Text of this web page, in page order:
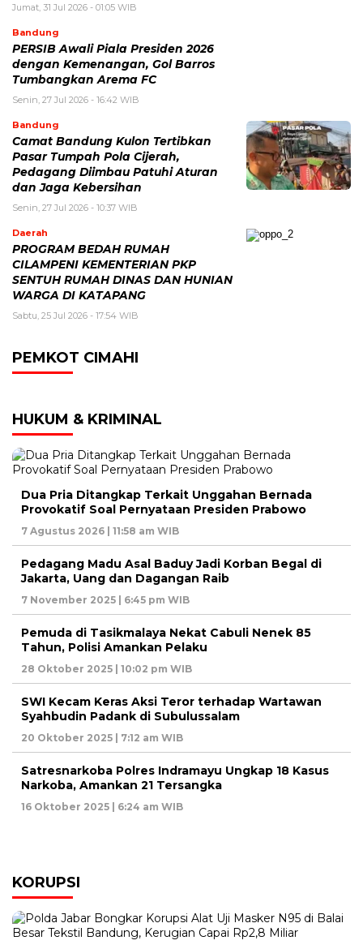
Jumat, 31 Jul 2026 - 01:05 WIB
Bandung
PERSIB Awali Piala Presiden 2026
dengan Kemenangan, Gol Barros
Tumbangkan Arema FC
Senin, 27 Jul 2026 - 16:42 WIB
Bandung
Camat Bandung Kulon Tertibkan
Pasar Tumpah Pola Cijerah,
Pedagang Diimbau Patuhi Aturan
dan Jaga Kebersihan
Senin, 27 Jul 2026 - 10:37 WIB
Daerah
PROGRAM BEDAH RUMAH
CILAMPENI KEMENTERIAN PKP
SENTUH RUMAH DINAS DAN HUNIAN
WARGA DI KATAPANG
Sabtu, 25 Jul 2026 - 17:54 WIB
PEMKOT CIMAHI
HUKUM & KRIMINAL
Dua Pria Ditangkap Terkait Unggahan Bernada
Provokatif Soal Pernyataan Presiden Prabowo
7 Agustus 2026 | 11:58 am WIB
Pedagang Madu Asal Baduy Jadi Korban Begal di
Jakarta, Uang dan Dagangan Raib
7 November 2025 | 6:45 pm WIB
Pemuda di Tasikmalaya Nekat Cabuli Nenek 85
Tahun, Polisi Amankan Pelaku
28 Oktober 2025 | 10:02 pm WIB
SWI Kecam Keras Aksi Teror terhadap Wartawan
Syahbudin Padank di Subulussalam
20 Oktober 2025 | 7:12 am WIB
Satresnarkoba Polres Indramayu Ungkap 18 Kasus
Narkoba, Amankan 21 Tersangka
16 Oktober 2025 | 6:24 am WIB
KORUPSI